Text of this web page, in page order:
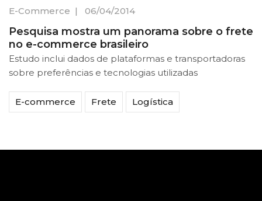
E-Commerce | 06/04/2014
Pesquisa mostra um panorama sobre o frete
no e-commerce brasileiro
Estudo inclui dados de plataformas e transportadoras
sobre preferências e tecnologias utilizadas
E-commerce Frete Logística